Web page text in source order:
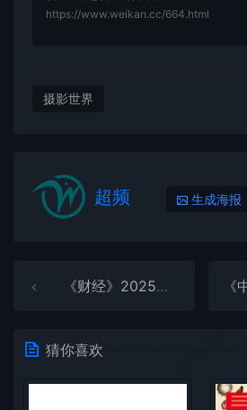
https://www.weikan.cc/664.html
摄影世界
超频 生成海报
《财经》2025年度全彩精校PDF杂志合集订阅下载
猜你喜欢